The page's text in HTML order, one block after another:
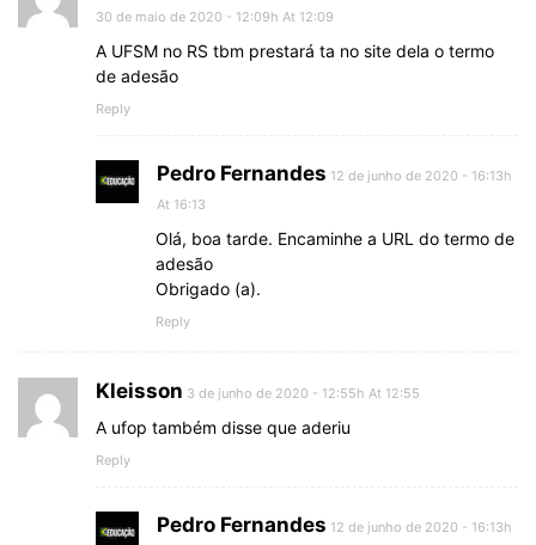
30 de maio de 2020 - 12:09h At 12:09
A UFSM no RS tbm prestará ta no site dela o termo
de adesão
Reply
Pedro Fernandes 12 de junho de 2020 - 16:13h
At 16:13
Olá, boa tarde. Encaminhe a URL do termo de
adesão
Obrigado (a).
Reply
Kleisson 3 de junho de 2020 - 12:55h At 12:55
A ufop também disse que aderiu
Reply
Pedro Fernandes 12 de junho de 2020 - 16:13h